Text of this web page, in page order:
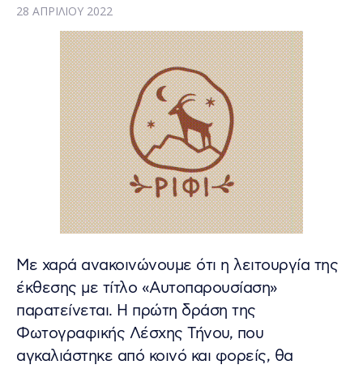
28 ΑΠΡΙΛΊΟΥ 2022
Με χαρά ανακοινώνουμε ότι η λειτουργία της
έκθεσης με τίτλο «Αυτοπαρουσίαση»
παρατείνεται. Η πρώτη δράση της
Φωτογραφικής Λέσχης Τήνου, που
αγκαλιάστηκε από κοινό και φορείς, θα